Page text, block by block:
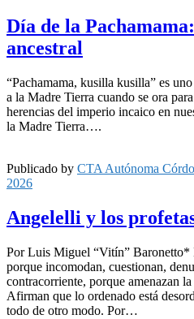
Día de la
ancestral
“Pachamama, kusilla kusilla” es
a la Madre Tierra cuando se ora
herencias del imperio incaico en
la Madre Tierra….
Publicado by CTA Autónoma
2026
Angelelli y los
Por Luis Miguel “Vitín” Baronetto*
porque incomodan, cuestionan,
contracorriente, porque amenazan
Afirman que lo ordenado está
todo de otro modo. Por…